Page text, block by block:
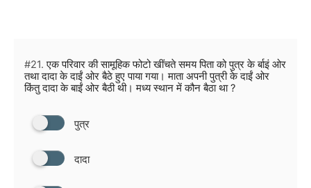
#21. एक परिवार की सामूहिक फोटो खींचते समय पिता को पुत्र के र्बाइं ओर
तथा दादा के दाईं ओर बैठे हुए पाया गया। माता अपनी पुत्री के दाईं ओर
किंतु दादा के बाईं ओर बैठी थी। मध्य स्थान में कौन बैठा था ?
पुत्र
दादा